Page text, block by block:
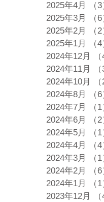
2025年4月
（3
2025年3月
（6
2025年2月
（2
2025年1月
（4
2024年12月
2024年11月
2024年10月
2024年8月
（6
2024年7月
（1
2024年6月
（2
2024年5月
（1
2024年4月
（4
2024年3月
（1
2024年2月
（6
2024年1月
（1
2023年12月